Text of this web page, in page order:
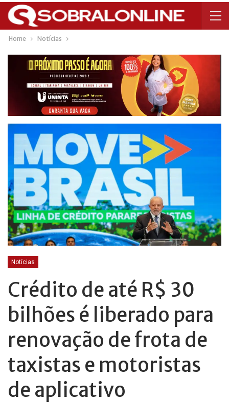
Home Notícias
Notícias
Crédito de até R$ 30
bilhões é liberado para
renovação de frota de
taxistas e motoristas
de aplicativo